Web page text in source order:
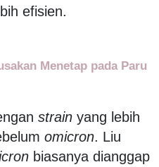
efisien.
Menetap pada Paru
strain yang lebih
omicron. Liu
biasanya dianggap